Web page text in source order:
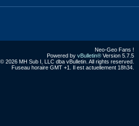
Neo-Geo Fans !
Powered by vBulletin® Version 5.7.5
2026 MH Sub I, LLC dba vBulletin. All rights reserved.
Fuseau horaire GMT +1. Il est actuellement 18h34.